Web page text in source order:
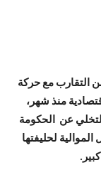
التقارب مع حركة
منذ شهر،
عن الحكومة
لحليفتها